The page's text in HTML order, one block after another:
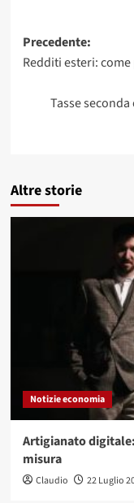
articolo
Precedente:
Redditi esteri:
Tasse
Altre storie
Notizie economia
Artigianato
misura
Claudio 22 Luglio